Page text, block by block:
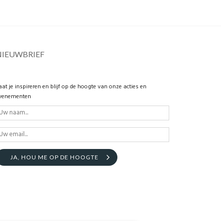
je inspireren en blijf op de hoogte van onze acties en
JA, HOU ME OP DE HOOGTE